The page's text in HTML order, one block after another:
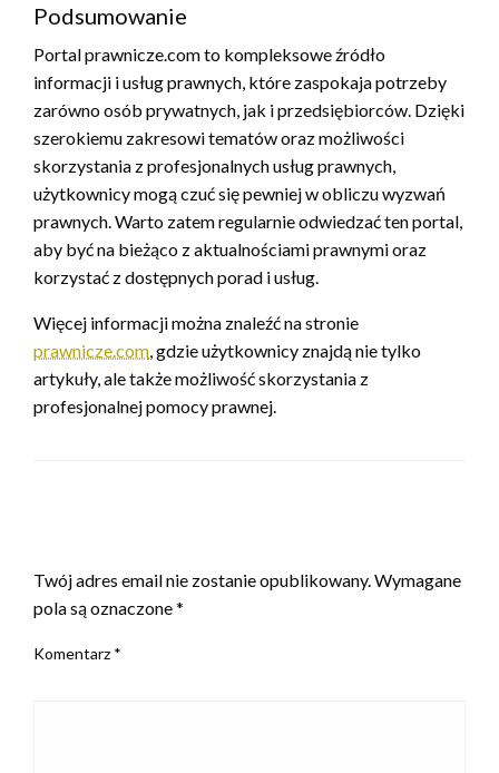
Podsumowanie
Portal prawnicze.com to kompleksowe źródło
informacji i usług prawnych, które zaspokaja potrzeby
zarówno osób prywatnych, jak i przedsiębiorców. Dzięki
szerokiemu zakresowi tematów oraz możliwości
skorzystania z profesjonalnych usług prawnych,
użytkownicy mogą czuć się pewniej w obliczu wyzwań
prawnych. Warto zatem regularnie odwiedzać ten portal,
aby być na bieżąco z aktualnościami prawnymi oraz
korzystać z dostępnych porad i usług.
Więcej informacji można znaleźć na stronie
prawnicze.com, gdzie użytkownicy znajdą nie tylko
artykuły, ale także możliwość skorzystania z
profesjonalnej pomocy prawnej.
Twój adres email nie zostanie opublikowany.Wymagane
pola są oznaczone*
Komentarz *